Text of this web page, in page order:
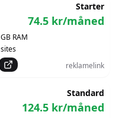
Starter
74.5 kr/måned
GB RAM
sites
reklamelink
Standard
124.5 kr/måned